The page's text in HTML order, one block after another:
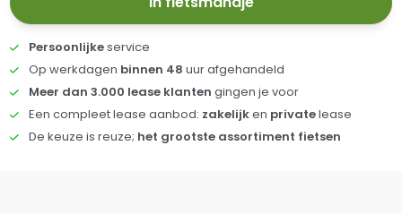
Persoonlijkeservice
Op werkdagen binnen 48 uur afgehandeld
Meer dan 3.000 lease klanten gingen je voor
Een compleet lease aanbod: zakelijken privatelease
De keuze is reuze; het grootste assortiment fietsen